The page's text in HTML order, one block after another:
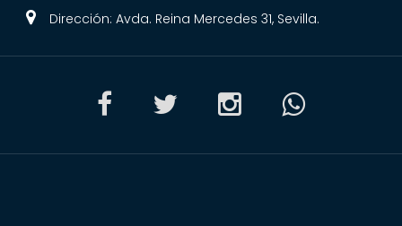
Dirección: Avda. Reina Mercedes 31, Sevilla.